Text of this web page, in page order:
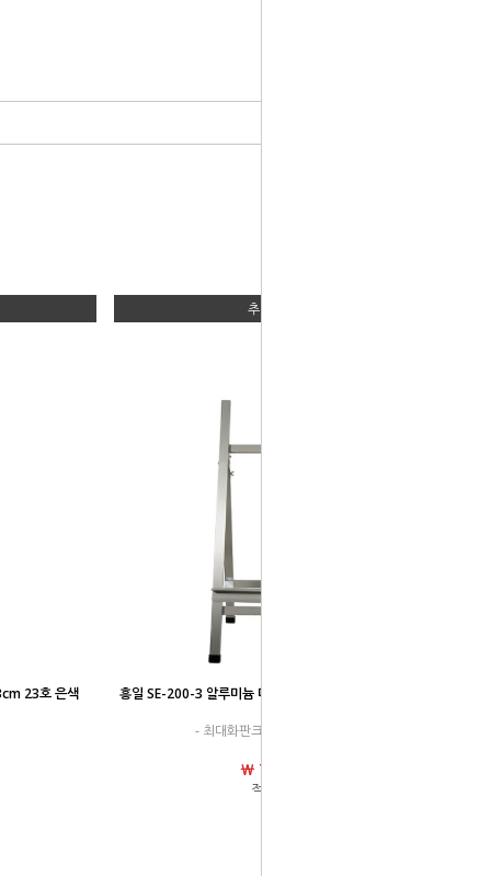
23호 은색
추천상품 04
흥일 SE-200-3 알루미늄 디스플레이 실내이젤 H형 (기능형)
- 최대화판크기 150cm (100호)
￦ 78,830원
적립금 0원